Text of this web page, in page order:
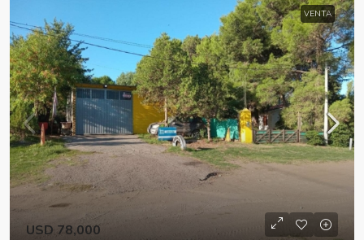
VENTA
USD 78,000